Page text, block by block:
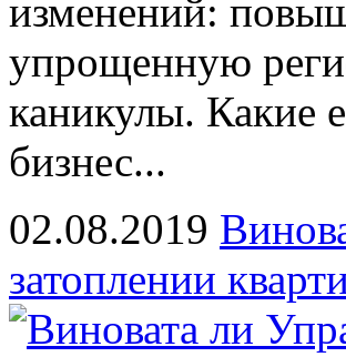
изменений:
упрощенную
каникулы. Какие
бизнес...
02.08.2019
затоплении